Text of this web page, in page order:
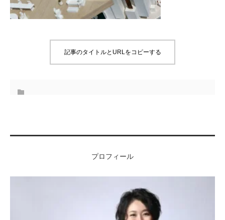
記事のタイトルとURLをコピーする
プロフィール